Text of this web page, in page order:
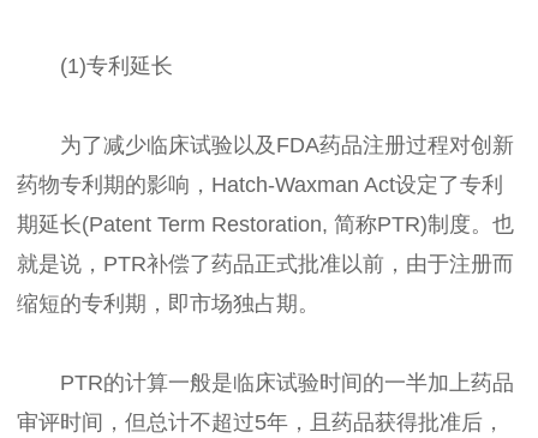
(1)专利延长
为了减少临床试验以及FDA药品注册过程对创新
药物专利期的影响，Hatch-Waxman Act设定了专利
期延长(Patent Term Restoration, 简称PTR)制度。也
就是说，PTR补偿了药品正式批准以前，由于注册而
缩短的专利期，即市场独占期。
PTR的计算一般是临床试验时间的一半加上药品
审评时间，但总计不超过5年，且药品获得批准后，